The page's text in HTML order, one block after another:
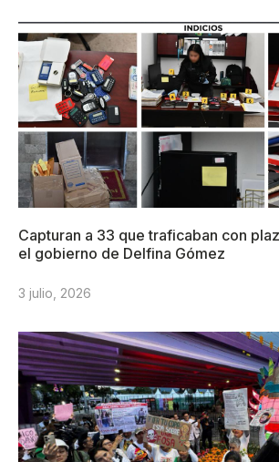
Capturan a 33 que traficaban con
el gobierno de Delfina Gómez
3 julio, 2026